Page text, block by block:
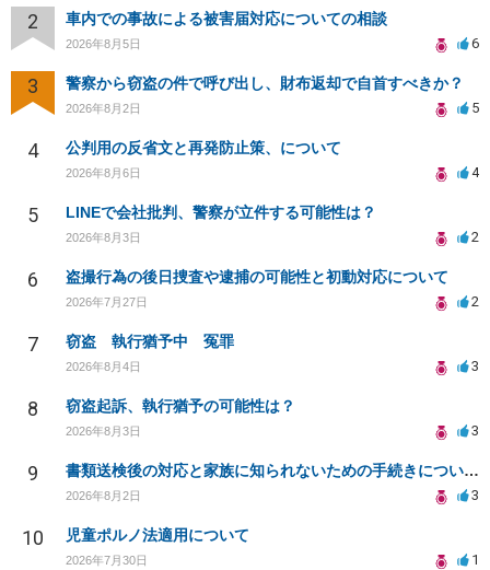
2 車内での事故による被害届対応についての相談
2026年8月5日 6
3 警察から窃盗の件で呼び出し、財布返却で自首すべきか？
2026年8月2日 5
4 公判用の反省文と再発防止策、について
2026年8月6日 4
5 LINEで会社批判、警察が立件する可能性は？
2026年8月3日 2
6 盗撮行為の後日捜査や逮捕の可能性と初動対応について
2026年7月27日 2
7 窃盗 執行猶予中 冤罪
2026年8月4日 3
8 窃盗起訴、執行猶予の可能性は？
2026年8月3日 3
9 書類送検後の対応と家族に知られないための手続きについて相談
2026年8月2日 3
10 児童ポルノ法適用について
2026年7月30日 1